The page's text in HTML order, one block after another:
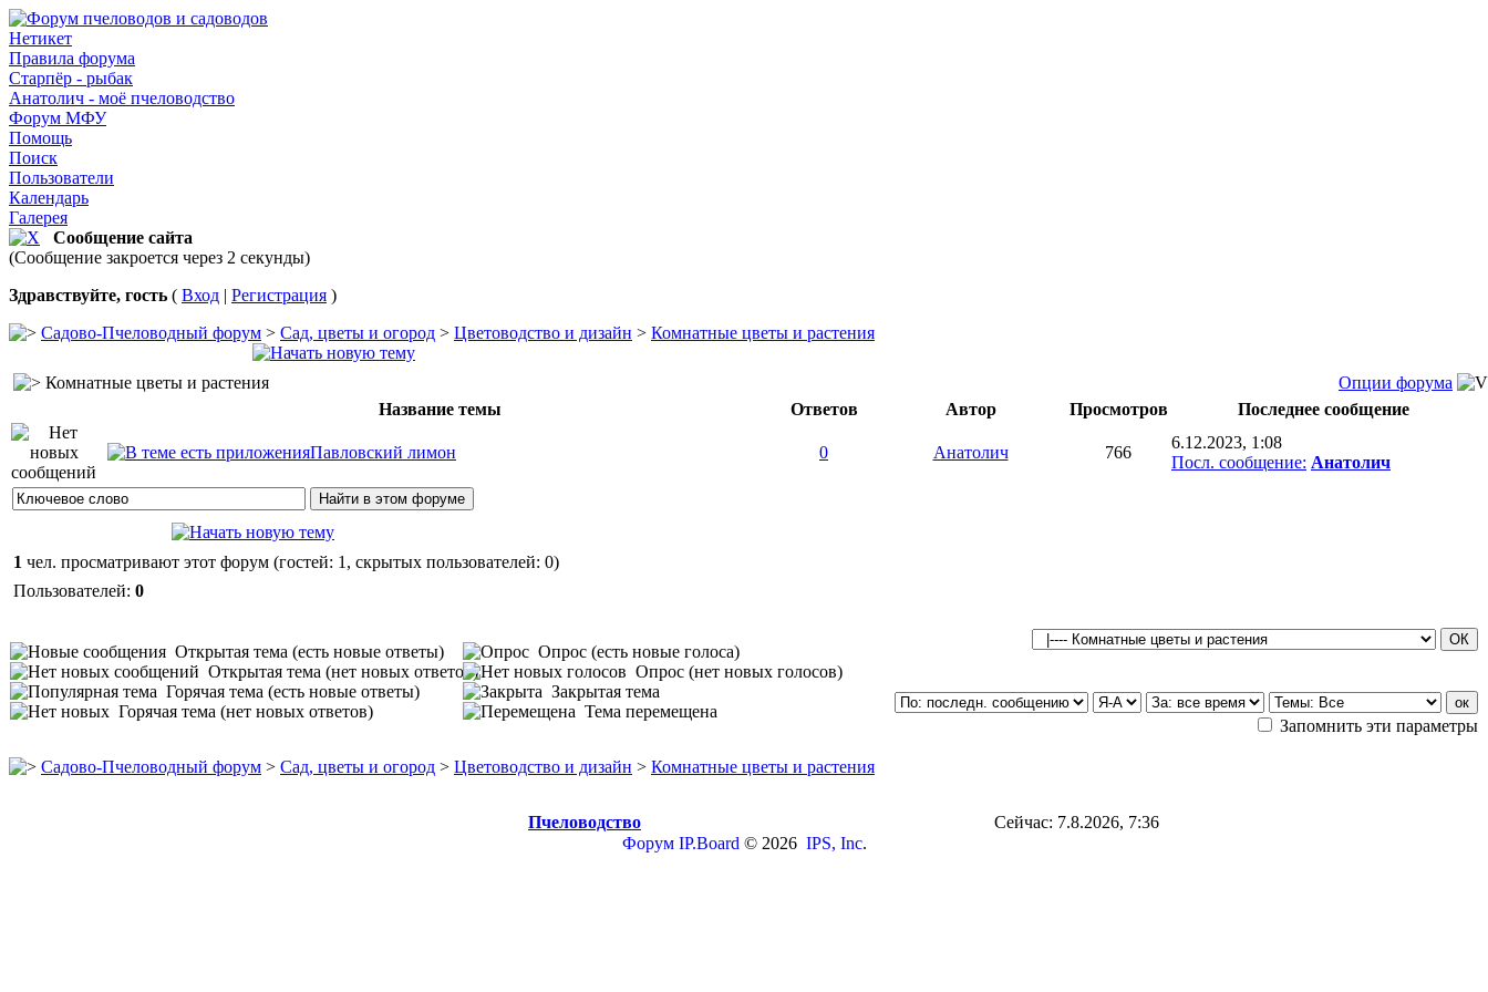
Нетикет
Правила форума
Старпёр - рыбак
Анатолич - моё пчеловодство
Форум МФУ
Помощь
Поиск
Пользователи
Календарь
Галерея
Сообщение сайта
(Сообщение закроется через 2 секунды)
Здравствуйте, гость ( Вход | Регистрация )
Садово-Пчеловодный форум > Сад, цветы и огород > Цветоводство и дизайн > Комнатные цветы и растения
Комнатные цветы и растения
Опции форума
Название темы
Ответов Автор Просмотров Последнее сообщение
Павловский лимон 0 Анатолич 766
6.12.2023, 1:08
Посл. сообщение: Анатолич
1 чел. просматривают этот форум (гостей: 1, скрытых пользователей: 0)
Пользователей: 0
Открытая тема (есть новые ответы)
Открытая тема (нет новых ответов)
Горячая тема (есть новые ответы)
Горячая тема (нет новых ответов)
Опрос (есть новые голоса)
Опрос (нет новых голосов)
Закрытая тема
Тема перемещена
Запомнить эти параметры
Садово-Пчеловодный форум > Сад, цветы и огород > Цветоводство и дизайн > Комнатные цветы и растения
Пчеловодство
Сейчас: 7.8.2026, 7:36
Форум IP.Board © 2026 IPS, Inc.